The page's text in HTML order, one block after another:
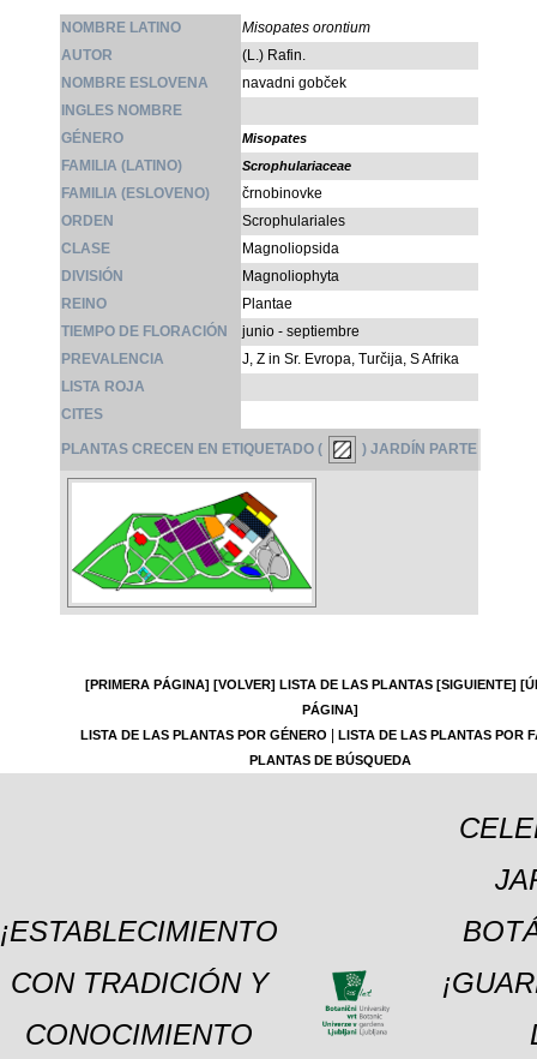
NOMBRE LATINO
Misopates orontium
AUTOR
(L.) Rafin.
NOMBRE ESLOVENA
navadni gobček
INGLES NOMBRE
GÉNERO
Misopates
FAMILIA (LATINO) Scrophulariaceae
FAMILIA (ESLOVENO)
črnobinovke
ORDEN
Scrophulariales
CLASE
Magnoliopsida
DIVISIÓN
Magnoliophyta
REINO
Plantae
TIEMPO DE FLORACIÓN
junio - septiembre
PREVALENCIA
J, Z in Sr. Evropa, Turčija, S Afrika
LISTA ROJA
CITES
PLANTAS CRECEN EN ETIQUETADO ( ) JARDÍN PARTE
[PRIMERA PÁGINA] [VOLVER] LISTA DE LAS PLANTAS [SIGUIENTE]
PÁGINA]
LISTA DE LAS PLANTAS POR GÉNERO
LISTA DE LAS PLANTAS POR
PLANTAS DE BÚSQUEDA
¡ESTABLECIMIENTO
CON TRADICIÓN Y
CONOCIMIENTO